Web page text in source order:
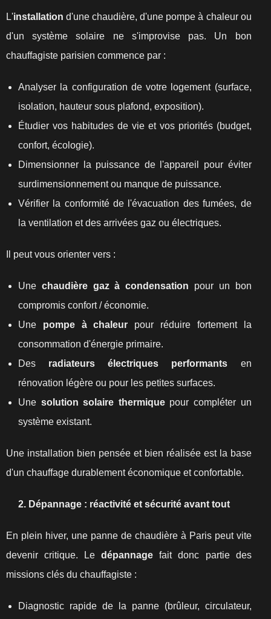
L'installation d'une chaudière, d'une pompe à chaleur ou
d'un système solaire ne s'improvise pas. Un bon
chauffagiste parisien commence par :
Analyser la configuration de votre logement (surface,
isolation, hauteur sous plafond, exposition).
Étudier vos habitudes de vie et vos priorités (budget,
confort, écologie).
Dimensionner la puissance de l'appareil pour éviter
surdimensionnement ou manque de puissance.
Vérifier la conformité de l'évacuation des fumées, de
la ventilation et des arrivées gaz ou électriques.
Il peut vous orienter vers :
Une chaudière gaz à condensation pour un bon
compromis confort / économie.
Une pompe à chaleur pour réduire fortement la
consommation d'énergie primaire.
Des radiateurs électriques performants en
rénovation légère ou pour les petites surfaces.
Une solution solaire thermiquepour compléter un
système existant.
Une installation bien pensée et bien réalisée est la base
d'un chauffage durablement économique et confortable.
2. Dépannage : réactivité et sécurité avant tout
En plein hiver, une panne de chaudière à Paris peut vite
devenir critique. Ledépannage fait donc partie des
missions clés du chauffagiste :
Diagnostic rapide de la panne (brûleur, circulateur,